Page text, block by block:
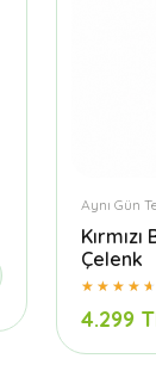
Aynı Gün
Çelenk
4.299